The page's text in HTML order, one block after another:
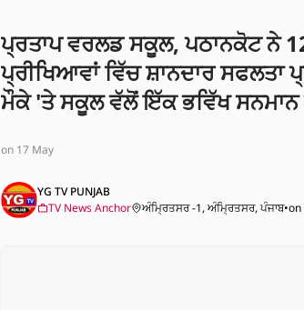
ਪ੍ਰਤਾਪ ਵਰਲਡ ਸਕੂਲ, ਪਠਾਨਕੋਟ ਨੇ
ਪ੍ਰੀਖਿਆਵਾਂ ਵਿੱਚ ਸ਼ਾਨਦਾਰ ਸਫਲਤਾ
ਮੌਕੇ 'ਤੇ ਸਕੂਲ ਵੱਲੋਂ ਇੱਕ ਭਵਿੱਖ ਸਨਮਾਨ
on 17 May
YG TV PUNJAB
TV News Anchor
ਅੰਮ੍ਰਿਤਸਰ -1, ਅੰਮ੍ਰਿਤਸਰ, ਪੰਜਾਬ•on